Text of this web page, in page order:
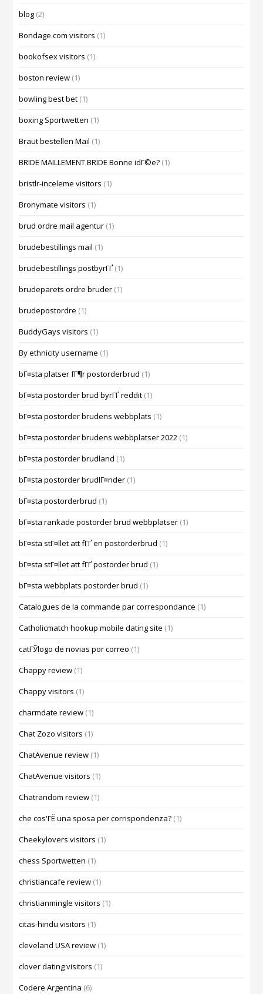
blog (2)
Bondage.com visitors (1)
bookofsex visitors (1)
boston review (1)
bowling best bet (1)
boxing Sportwetten (1)
Braut bestellen Mail (1)
BRIDE MAILLEMENT BRIDE Bonne idГ©e? (1)
bristlr-inceleme visitors (1)
Bronymate visitors (1)
brud ordre mail agentur (1)
brudebestillings mail (1)
brudebestillings postbyrГҐ (1)
brudeparets ordre bruder (1)
brudepostordre (1)
BuddyGays visitors (1)
By ethnicity username (1)
bГ¤sta platser fГ¶r postorderbrud (1)
bГ¤sta postorder brud byrГҐ reddit (1)
bГ¤sta postorder brudens webbplats (1)
bГ¤sta postorder brudens webbplatser 2022 (1)
bГ¤sta postorder brudland (1)
bГ¤sta postorder brudlГ¤nder (1)
bГ¤sta postorderbrud (1)
bГ¤sta rankade postorder brud webbplatser (1)
bГ¤sta stГ¤llet att fГҐ en postorderbrud (1)
bГ¤sta stГ¤llet att fГҐ postorder brud (1)
bГ¤sta webbplats postorder brud (1)
Catalogues de la commande par correspondance (1)
Catholicmatch hookup mobile dating site (1)
catГЎlogo de novias por correo (1)
Chappy review (1)
Chappy visitors (1)
charmdate review (1)
Chat Zozo visitors (1)
ChatAvenue review (1)
ChatAvenue visitors (1)
Chatrandom review (1)
che cos'ГЁ una sposa per corrispondenza? (1)
Cheekylovers visitors (1)
chess Sportwetten (1)
christiancafe review (1)
christianmingle visitors (1)
citas-hindu visitors (1)
cleveland USA review (1)
clover dating visitors (1)
Codere Argentina (6)